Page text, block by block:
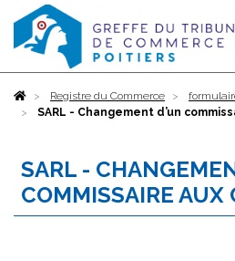
AccueilRegistre du Commerce
SARL - Changement d’un
SARL -
COMMISSAIRE AUX